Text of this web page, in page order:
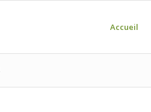
Accueil